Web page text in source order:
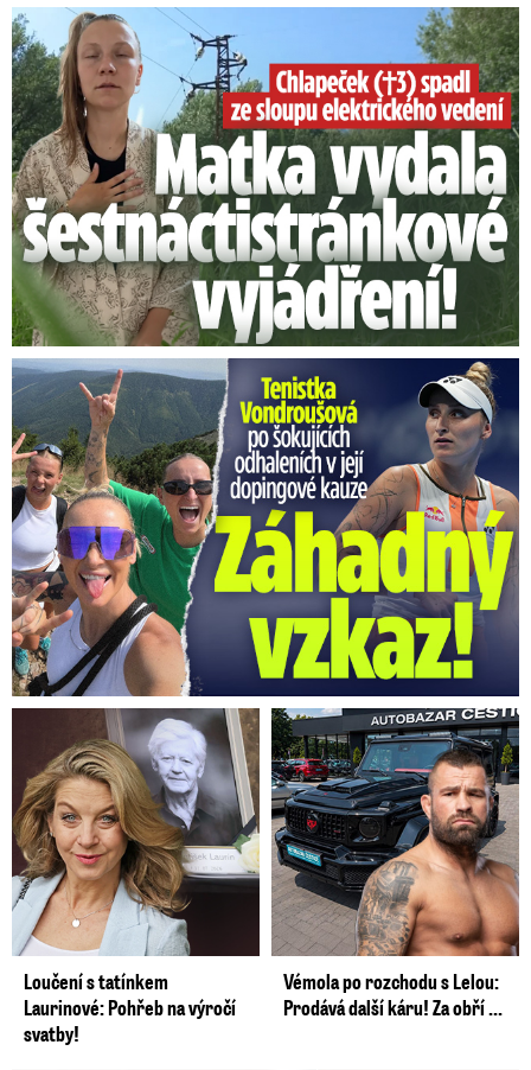
Smrtelný pád chlapce: Matka vydala vyjádření na 16 stran
Vondroušová po šokujících odhaleních v kauze: Záhadný vzkaz!
Loučení s tatínkem
Laurinové: Pohřeb na výročí
svatby!
Vémola po rozchodu s Lelou:
Prodává další káru! Za obří ...